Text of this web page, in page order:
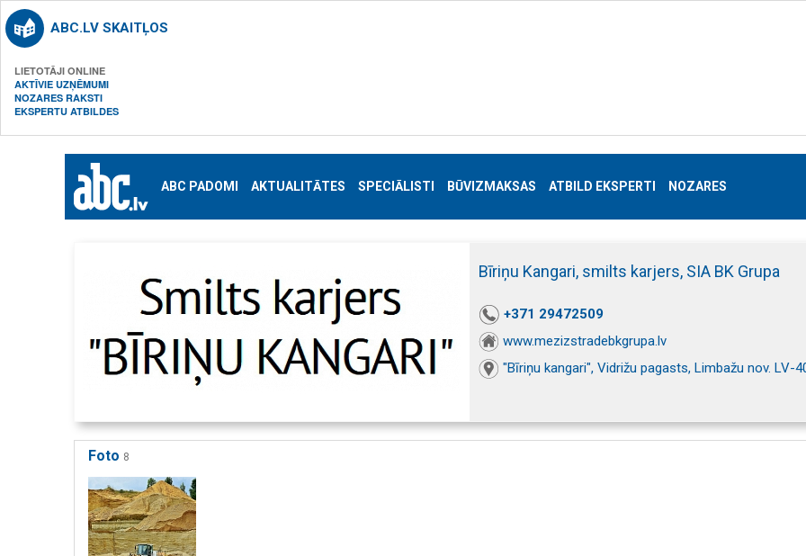
ABC.LV SKAITĻOS
LIETOTĀJI ONLINE
AKTĪVIE UZŅĒMUMI
NOZARES RAKSTI
EKSPERTU ATBILDES
ABC PADOMI AKTUALITĀTES SPECIĀLISTI BŪVIZMAKSAS ATBILD EKSPERTI NOZARES
Bīriņu Kangari, smilts karjers, SIA BK Grupa
+371 29472509
www.mezizstradebkgrupa.lv
"Bīriņu kangari", Vidrižu pagasts, Limbažu nov. LV-
Foto 8